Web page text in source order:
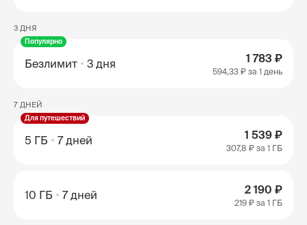
3 ДНЯ
Популярно
Безлимит 3 дня 1 783 ₽
594,33 ₽ за 1 день
7 ДНЕЙ
Для путешествий
5 ГБ 7 дней 1 539 ₽
307,8 ₽ за 1 ГБ
10 ГБ 7 дней 2 190 ₽
219 ₽ за 1 ГБ